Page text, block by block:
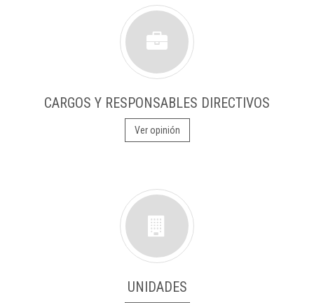
CARGOS Y RESPONSABLES DIRECTIVOS
Ver opinión
UNIDADES